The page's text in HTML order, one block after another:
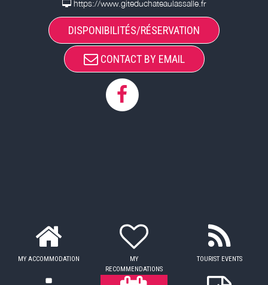
https://www.giteduchateaulassalle.fr
DISPONIBILITÉS/RÉSERVATION
CONTACT BY EMAIL
MY ACCOMMODATION
MY
RECOMMENDATIONS
TOURIST EVENTS